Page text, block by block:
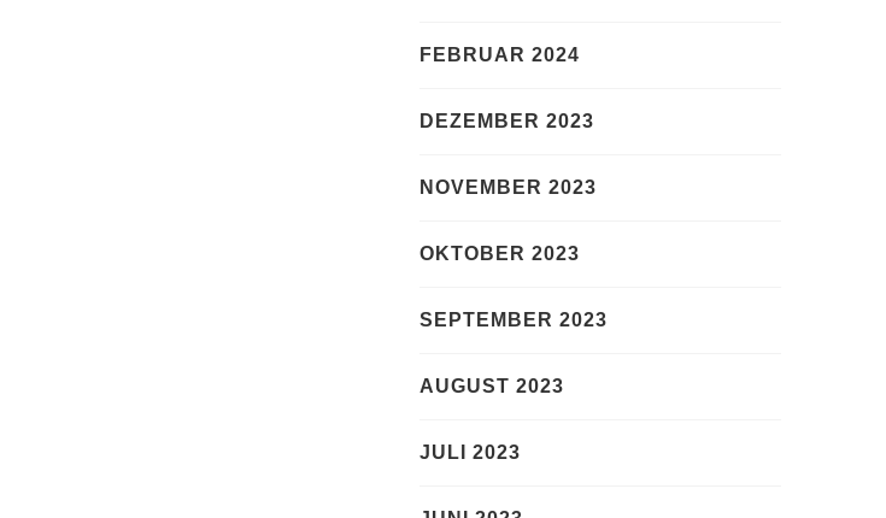
FEBRUAR 2024
DEZEMBER 2023
NOVEMBER 2023
OKTOBER 2023
SEPTEMBER 2023
AUGUST 2023
JULI 2023